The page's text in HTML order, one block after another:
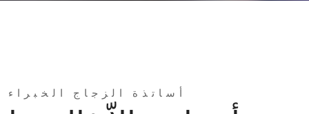
أساتذة الزجاج الخبراء